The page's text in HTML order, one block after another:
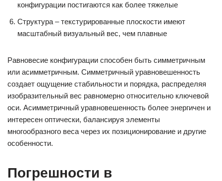
конфигурации постигаются как более тяжелые
Структура – текстурированные плоскости имеют
масштабный визуальный вес, чем плавные
Равновесие конфигурации способен быть симметричным
или асимметричным. Симметричный уравновешенность
создает ощущение стабильности и порядка, распределяя
изобразительный вес равномерно относительно ключевой
оси. Асимметричный уравновешенность более энергичен и
интересен оптически, балансируя элементы
многообразного веса через их позиционирование и другие
особенности.
Погрешности в